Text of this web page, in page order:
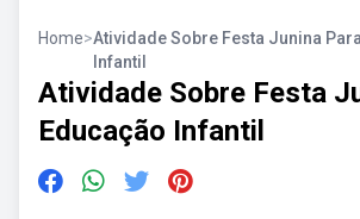
Home>Atividade Sobre Festa Junina
Infantil
Atividade Sobre Festa
Educação Infantil